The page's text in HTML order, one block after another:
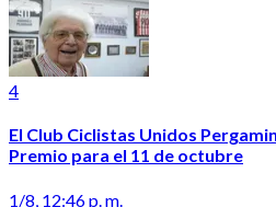
4
El Club Ciclistas Unidos
Premio para el 11 de octubre
1/8, 12:46 p. m.